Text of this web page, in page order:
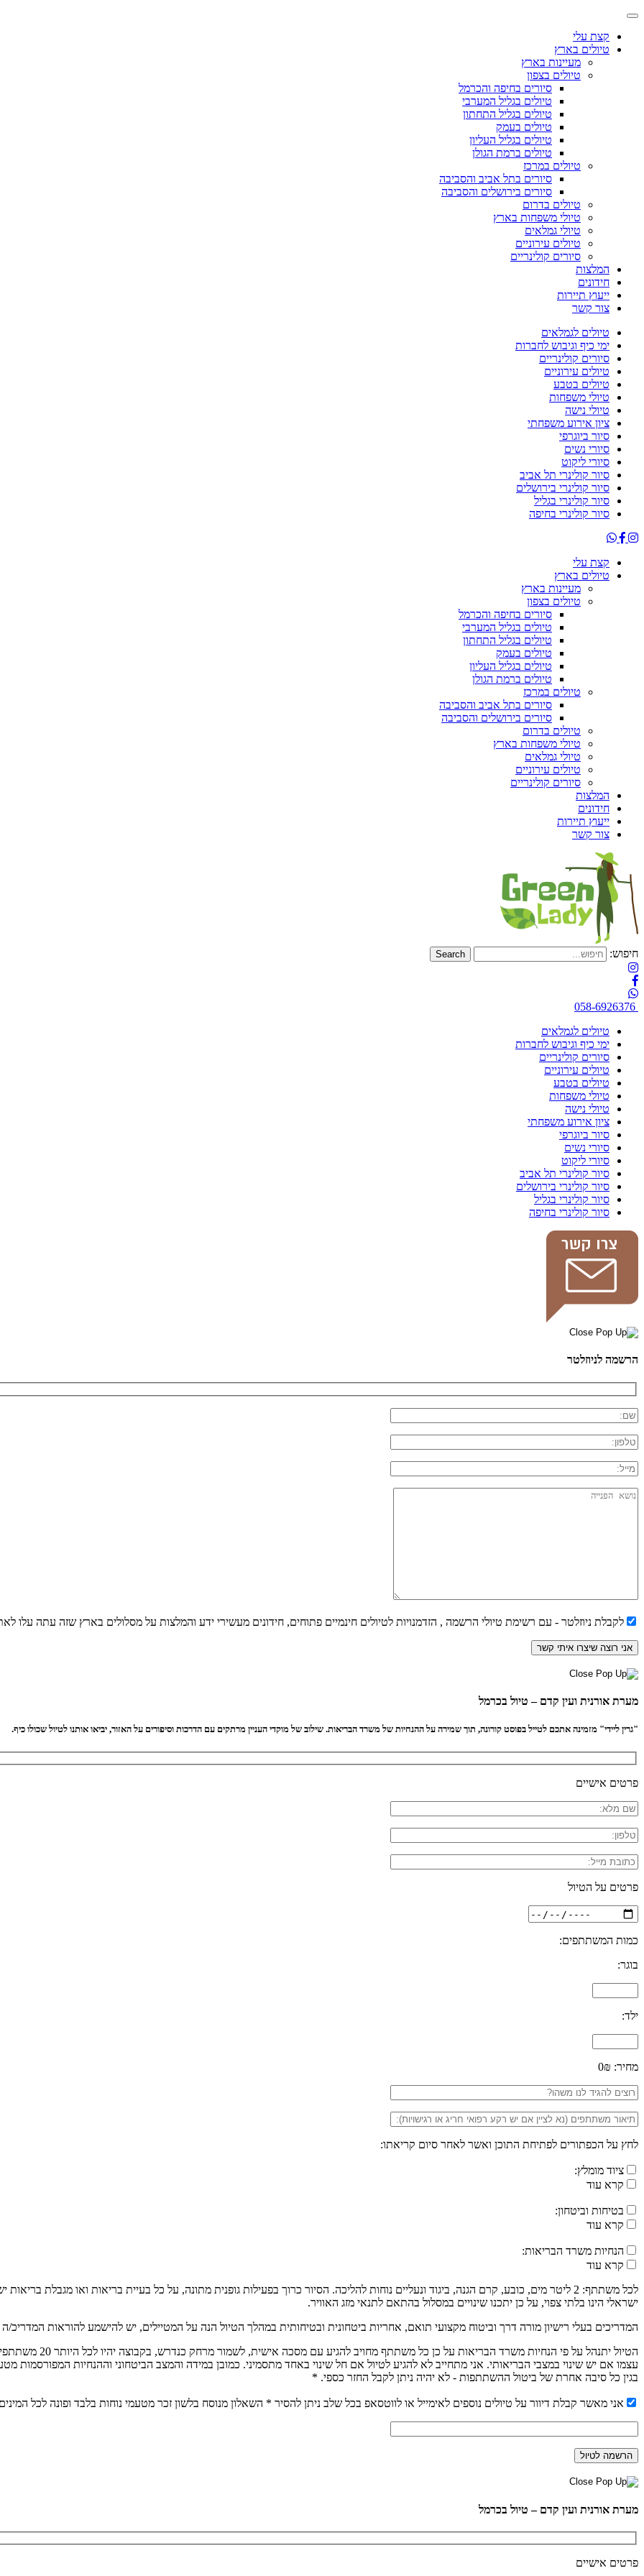
קצת עלי
טיולים בארץ
מעיינות בארץ
טיולים בצפון
סיורים בחיפה והכרמל
טיולים בגליל המערבי
טיולים בגליל התחתון
טיולים בעמק
טיולים בגליל העליון
טיולים ברמת הגולן
טיולים במרכז
סיורים בתל אביב והסביבה
סיורים בירושלים והסביבה
טיולים בדרום
טיולי משפחות בארץ
טיולי גמלאים
טיולים עירוניים
סיורים קולינריים
המלצות
חידונים
ייעוץ תיירות
צור קשר
טיולים לגמלאים
ימי כיף וגיבוש לחברות
סיורים קולינריים
טיולים עירוניים
טיולים בטבע
טיולי משפחות
טיולי נישה
ציון אירוע משפחתי
סיור ביוגרפי
סיורי נשים
סיורי ליקוט
סיור קולינרי תל אביב
סיור קולינרי בירושלים
סיור קולינרי בגליל
סיור קולינרי בחיפה
קצת עלי
טיולים בארץ
מעיינות בארץ
טיולים בצפון
סיורים בחיפה והכרמל
טיולים בגליל המערבי
טיולים בגליל התחתון
טיולים בעמק
טיולים בגליל העליון
טיולים ברמת הגולן
טיולים במרכז
סיורים בתל אביב והסביבה
סיורים בירושלים והסביבה
טיולים בדרום
טיולי משפחות בארץ
טיולי גמלאים
טיולים עירוניים
סיורים קולינריים
המלצות
חידונים
ייעוץ תיירות
צור קשר
חיפוש:
058-6926376
טיולים לגמלאים
ימי כיף וגיבוש לחברות
סיורים קולינריים
טיולים עירוניים
טיולים בטבע
טיולי משפחות
טיולי נישה
ציון אירוע משפחתי
סיור ביוגרפי
סיורי נשים
סיורי ליקוט
סיור קולינרי תל אביב
סיור קולינרי בירושלים
סיור קולינרי בגליל
סיור קולינרי בחיפה
הרשמה לניוזלטר
לקבלת ניוזלטר - עם רשימת טיולי הרשמה , הזדמנויות לטיולים חינמיים פתוחים, חידונים מעשירי ידע והמלצות על מסלולים בארץ שזה עתה עלו
מערת אורנית ועין קדם – טיול בכרמל
"גרין ליידי" מזמינה אתכם לטייל בפוסט קורונה, תוך שמירה על ההנחיות של משרד הבריאות. שילוב של מוקדי העניין מרתקים עם הדרכות וסיפורים על האזור, יביאו אותנו לטיול שכולו כיף.
פרטים אישיים
פרטים על הטיול
כמות המשתתפים:
בוגר:
ילד:
מחיר: 0₪
לחץ על הכפתורים לפתיחת התוכן ואשר לאחר סיום קריאתו:
ציוד מומלץ:
קרא עוד
בטיחות וביטחון:
קרא עוד
הנחיות משרד הבריאות:
קרא עוד
לכל משתתף: 2 ליטר מים, כובע, קרם הגנה, ביגוד ונעליים נוחות להליכה. הסיור כרוך בפעילות גופנית מתונה, על כל בעיית בריאות ואו
ישראלי הינו בלתי צפוי, על כן יתכנו שינויים במסלול בהתאם לתנאי מזג האוויר.
המדריכים בעלי רישיון מורה דרך וביטוח מקצועי תואם, אחריות ביטחונית ובטיחותית במהלך הטיול הנה על המטיילים, יש להישמע להוראות המדריכ/ה
הטיול יתנהל על פי
עצמו אם יש שינוי במצבי הבריאותי. אני מתחייב לא להגיע לטיול אם חל שינוי באחד מתסמיני. כמובן במידה והמצב הביטחוני וההנחיות המפורסמות
בגין כל סיבה אחרת של ביטול ההשתתפות - לא יהיה ניתן לקבל החזר כספי. *
אני מאשר קבלת דיוור על טיולים נוספים לאימייל או לווטסאפ בכל שלב ניתן להסיר * השאלון מנוסח בלשון זכר מטעמי נוחות בלבד ופונה לכל
מערת אורנית ועין קדם – טיול בכרמל
פרטים אישיים